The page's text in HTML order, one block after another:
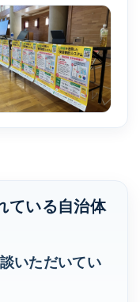
ている自治体
いただいてい